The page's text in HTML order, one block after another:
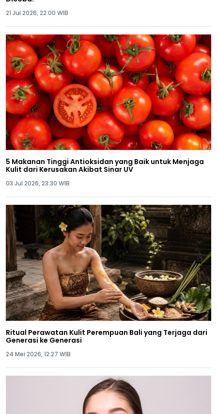
21 Jul 2026, 22:00 WIB
5 Makanan Tinggi Antioksidan yang Baik untuk Menjaga
Kulit dari Kerusakan Akibat Sinar UV
03 Jul 2026, 23:30 WIB
Ritual Perawatan Kulit Perempuan Bali yang Terjaga dari
Generasi ke Generasi
24 Mei 2026, 12:27 WIB